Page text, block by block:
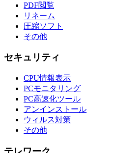
PDF閲覧
リネーム
圧縮ソフト
その他
セキュリティ
CPU情報表示
PCモニタリング
PC高速化ツール
アンインストール
ウィルス対策
その他